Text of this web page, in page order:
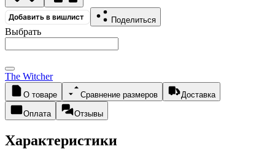
Добавить в вишлист Поделиться
Выбрать
The Witcher
О товаре Сравнение размеров Доставка
Оплата Отзывы
Характеристики